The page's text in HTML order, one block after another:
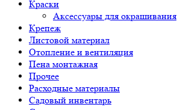
Краски
Аксессуары для окрашивания
Крепеж
Листовой материал
Отопление и вентиляция
Пена монтажная
Прочее
Расходные материалы
Садовый инвентарь